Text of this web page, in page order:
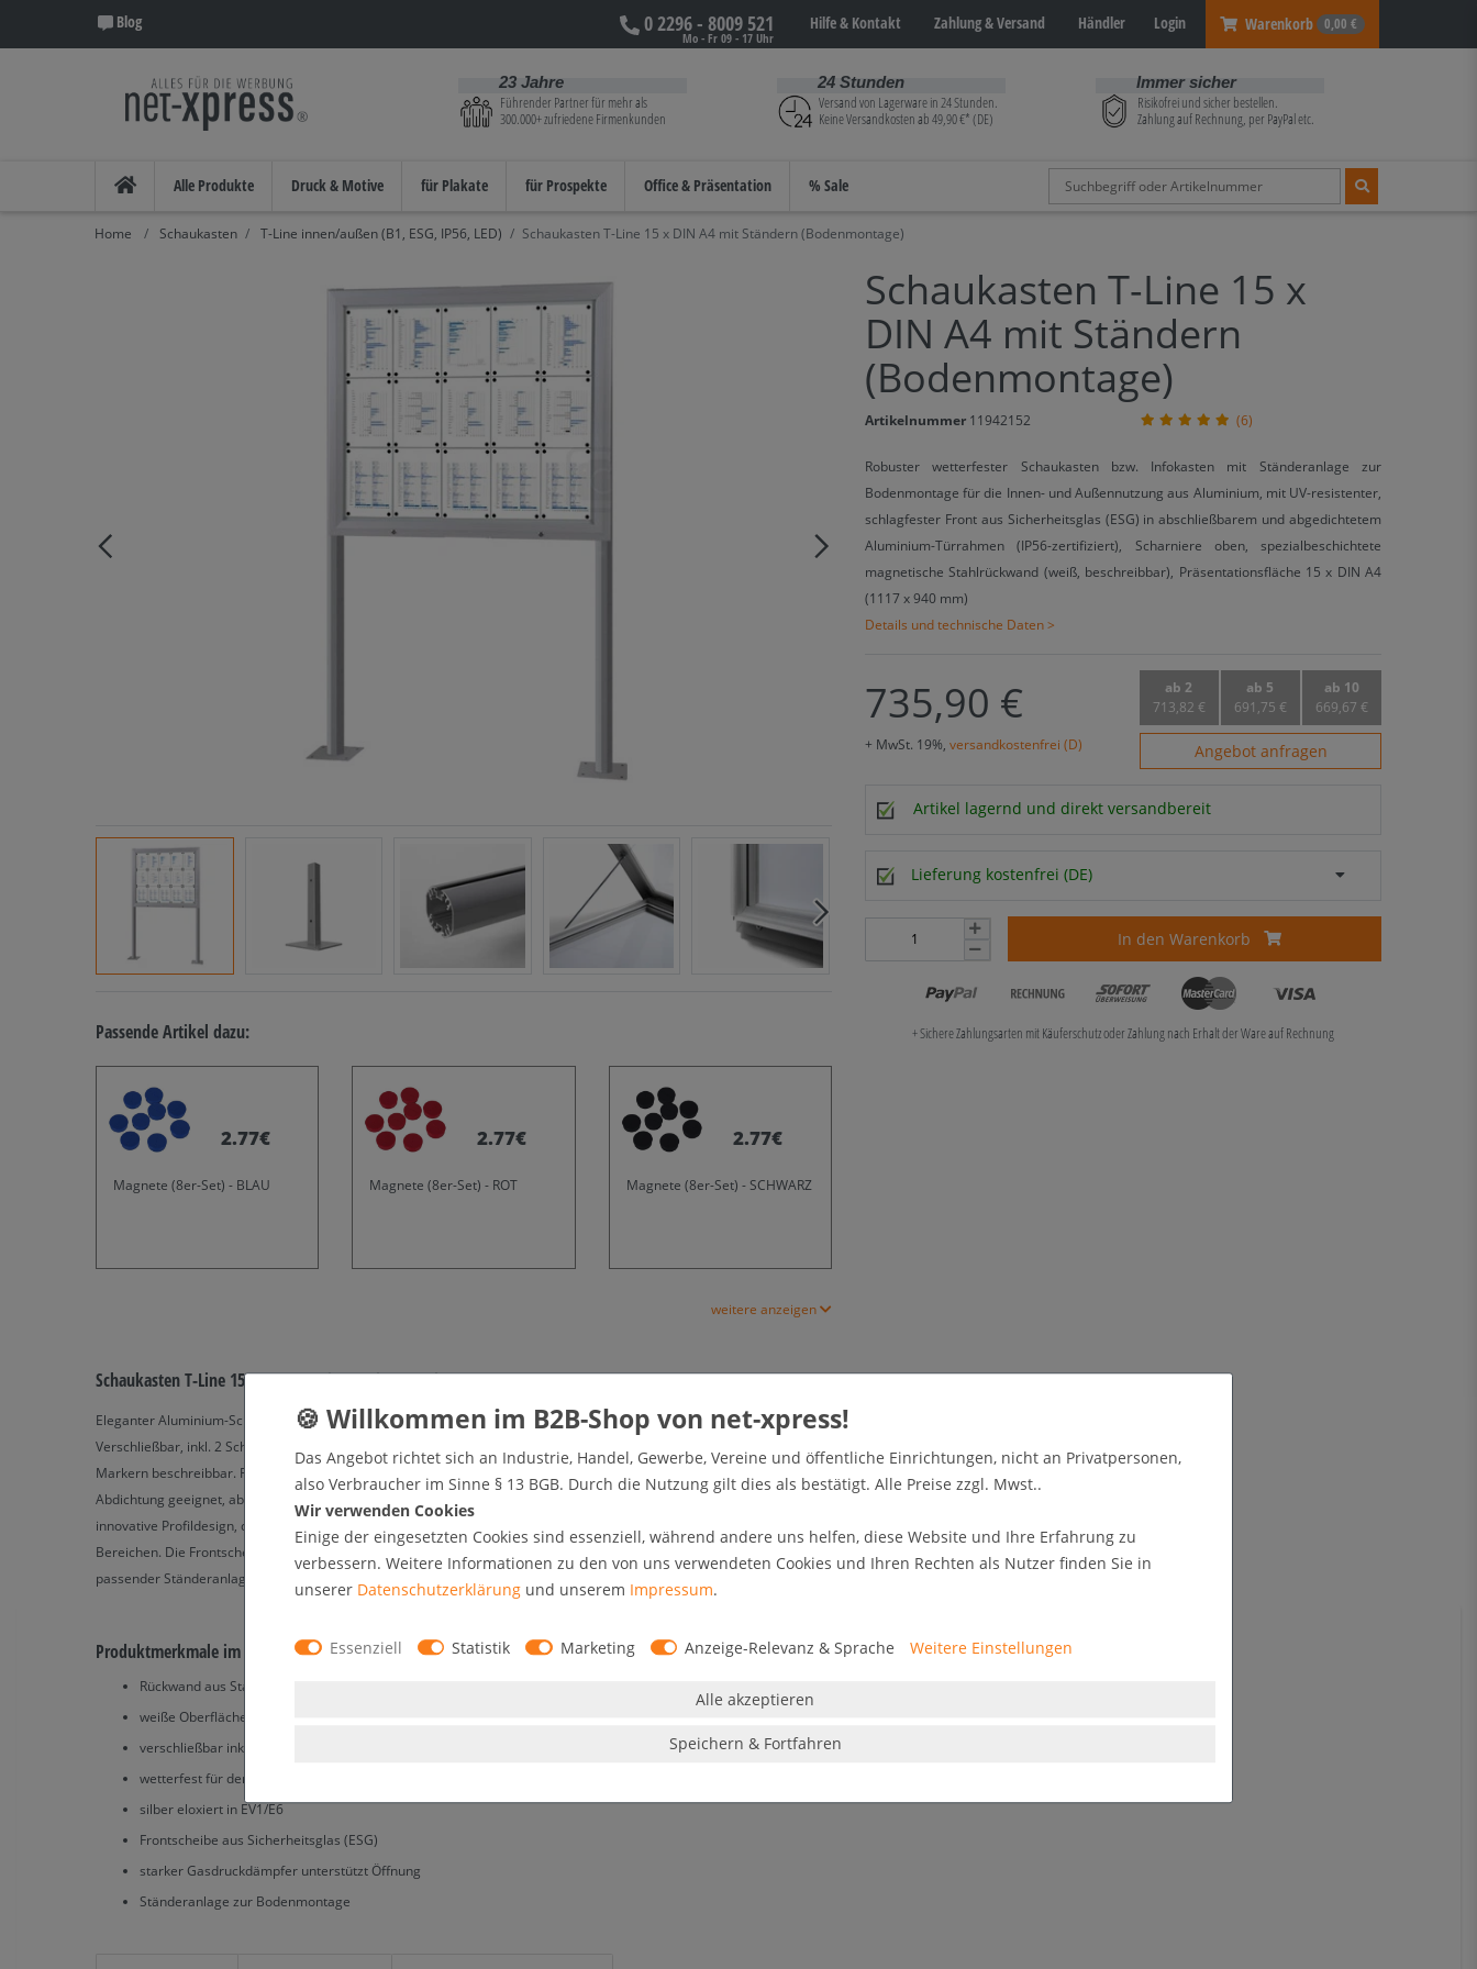
Blog 0 2296 - 8009 521
Mo - Fr 09 - 17 Uhr
Hilfe & Kontakt Zahlung & Versand Händler Login Warenkorb 0,00 €
23 Jahre
Führender Partner für mehr als
300.000+ zufriedene Firmenkunden
24 Stunden
Versand von Lagerware in 24 Stunden.
Keine Versandkosten ab 49,90 €* (DE)
Immer sicher
Risikofrei und sicher bestellen.
Zahlung auf Rechnung, per PayPal etc.
Alle Produkte Druck & Motive für Plakate für Prospekte Office & Präsentation % Sale
Schaukasten T-Line innen/außen (B1, ESG, IP56, LED) Schaukasten T-Line 15 x DIN A4 mit Ständern (Bodenmontage)
Passende Artikel dazu:
2.77€
Magnete (8er-Set) - BLAU
2.77€
Magnete (8er-Set) - ROT
2.77€
Magnete (8er-Set) - SCHWARZ
weitere anzeigen
Schaukasten T-Line 15 x DIN A4 mit Ständern (Bodenmontage)
Eleganter Aluminium-Schaukasten, silber eloxiert in Ev1/E6 mit schlagfester Front aus Sicherheitsglas (ESG).
Verschließbar, inkl. 2 Schlüssel. Rückwand aus speziell beschichtetem Stahlblech, magnethaftend und mit speziellen
Markern beschreibbar. Für den Innenbereich mit B1-Norm (schwer entflammbar) und Aussenbereich durch umlaufende
Abdichtung geeignet, absolut wetterfest und wasserdicht (IP56-zertifiziert). Keine scharfen Kanten und Ecken durch das
innovative Profildesign, dadurch ist der Schaukasten bestens geeignet zur Verwendung in öffentlich zugänglichen
Bereichen. Die Frontscheibe wird in geöffnetem Zustand durch Gasdruckdämpfer gehalten. Lieferung erfolgt inklusive
passender Ständeranlage zur Verschraubung am Boden.
Produktmerkmale im Überblick:
Rückwand aus Stahlblech magnetisch
weiße Oberfläche der Rückwand beschreibbar
verschließbar inkl. 2 Schlüssel
wetterfest für den Außenbereich (IP56 zertifiziert)
silber eloxiert in EV1/E6
Frontscheibe aus Sicherheitsglas (ESG)
starker Gasdruckdämpfer unterstützt Öffnung
Ständeranlage zur Bodenmontage
Schaukasten T-Line 15 x
DIN A4 mit Ständern
(Bodenmontage)
Artikelnummer 11942152 (6)
Robuster wetterfester Schaukasten bzw. Infokasten mit Ständeranlage zur
Bodenmontage für die Innen- und Außennutzung aus Aluminium, mit UV-resistenter,
schlagfester Front aus Sicherheitsglas (ESG) in abschließbarem und abgedichtetem
Aluminium-Türrahmen (IP56-zertifiziert), Scharniere oben, spezialbeschichtete
magnetische Stahlrückwand (weiß, beschreibbar), Präsentationsfläche 15 x DIN A4
(1117 x 940 mm)
Details und technische Daten >
735,90 €
+ MwSt. 19%, versandkostenfrei (D)
ab 2
713,82 €
ab 5
691,75 €
ab 10
669,67 €
Angebot anfragen
Artikel lagernd und direkt versandbereit
Lieferung kostenfrei (DE)
In den Warenkorb
+ Sichere Zahlungsarten mit Käuferschutz oder Zahlung nach Erhalt der Ware auf Rechnung
Das Angebot richtet sich an Industrie, Handel, Gewerbe, Vereine und öffentliche Einrichtungen, nicht an Privatpersonen,
also Verbraucher im Sinne § 13 BGB. Durch die Nutzung gilt dies als bestätigt. Alle Preise zzgl. Mwst..
Wir verwenden Cookies
Einige der eingesetzten Cookies sind essenziell, während andere uns helfen, diese Website und Ihre Erfahrung zu
verbessern. Weitere Informationen zu den von uns verwendeten Cookies und Ihren Rechten als Nutzer finden Sie in
unserer Daten­schutz­erklärung und unserem Impressum.
Essenziell Statistik Marketing Anzeige-Relevanz & Sprache Weitere Einstellungen
Alle akzeptieren
Speichern & Fortfahren